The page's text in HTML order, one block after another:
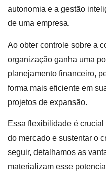
autonomia e a gestão
de uma empresa.
Ao obter controle sobre a
organização ganha uma
planejamento financeiro,
forma mais eficiente em
projetos de expansão.
Essa flexibilidade é
do mercado e sustentar o
seguir, detalhamos as
materializam esse